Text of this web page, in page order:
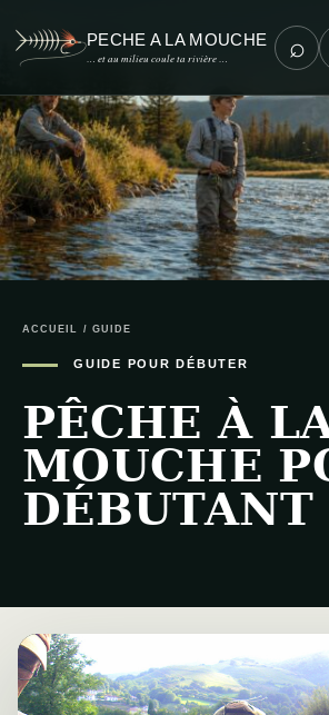
PECHE A LA MOUCHE
… et au milieu coule ta rivière … ⌕
ACCUEIL / GUIDE
GUIDE POUR DÉBUTER
PÊCHE À
MOUCHE
DÉBUTANT